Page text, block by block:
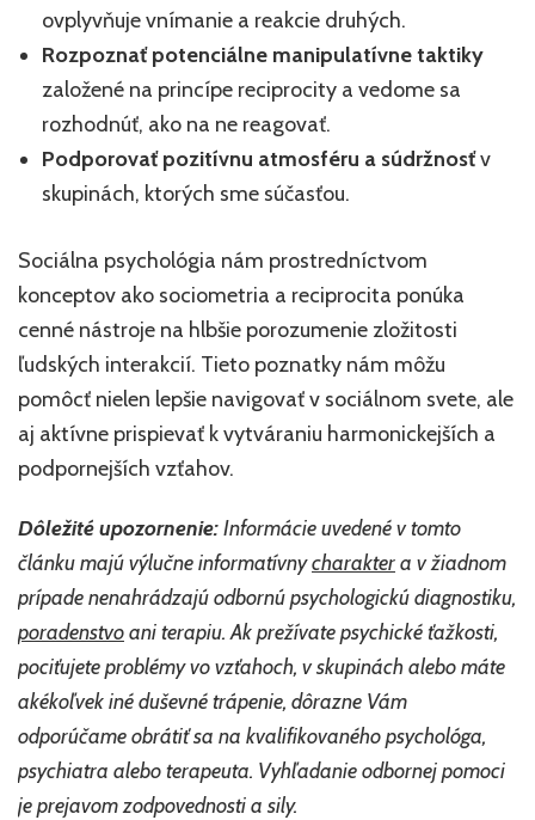
ovplyvňuje vnímanie a reakcie druhých.
Rozpoznať potenciálne manipulatívne taktiky
založené na princípe reciprocity a vedome sa
rozhodnúť, ako na ne reagovať.
Podporovať pozitívnu atmosféru a súdržnosťv
skupinách, ktorých sme súčasťou.
Sociálna psychológia nám prostredníctvom
konceptov ako sociometria a reciprocita ponúka
cenné nástroje na hlbšie porozumenie zložitosti
ľudských interakcií. Tieto poznatky nám môžu
pomôcť nielen lepšie navigovať v sociálnom svete, ale
aj aktívne prispievať k vytváraniu harmonickejších a
podpornejších vzťahov.
Dôležité upozornenie:Informácie uvedené v tomto
článku majú výlučne informatívnycharaktera v žiadnom
prípade nenahrádzajú odbornú psychologickú diagnostiku,
poradenstvoani terapiu. Ak prežívate psychické ťažkosti,
pociťujete problémy vo vzťahoch, v skupinách alebo máte
akékoľvek iné duševné trápenie, dôrazne Vám
odporúčame obrátiť sa na kvalifikovaného psychológa,
psychiatra alebo terapeuta. Vyhľadanie odbornej pomoci
je prejavom zodpovednosti a sily.